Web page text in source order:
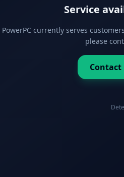
Service
PowerPC currently serves
please
Contact